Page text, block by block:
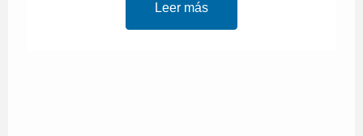
Leer más